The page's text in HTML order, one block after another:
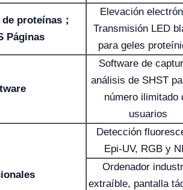
proteínas；
Páginas
Elevación
Transmisión LED
para geles
Software de
análisis de SHST
número ilimitado
usuarios
Detección
Epi-UV, RGB y
Ordenador
extraíble, pantalla